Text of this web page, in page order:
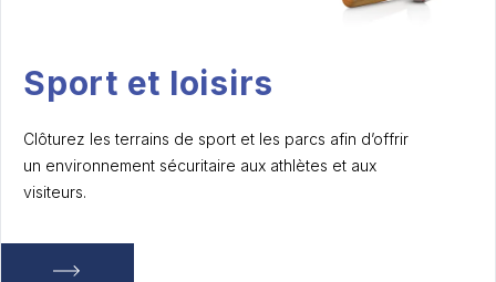
Sport et loisirs
Clôturez les terrains de sport et les parcs afin d’offrir
un environnement sécuritaire aux athlètes et aux
visiteurs.